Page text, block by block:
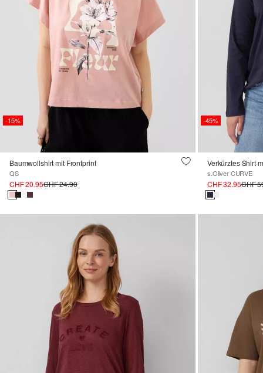
-15%
Baumwollshirt mit Frontprint
QS
CHF 20.95CHF 24.90
-45%
Verkürztes Shirt
s.Oliver CURVE
CHF 32.95CHF